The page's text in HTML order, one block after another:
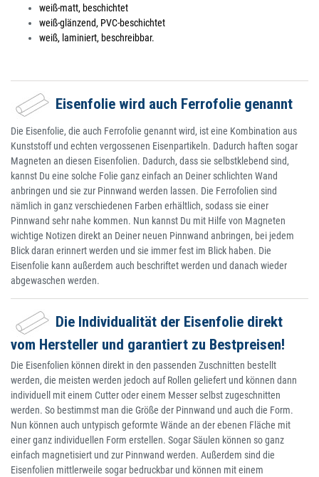
weiß-matt, beschichtet
weiß-glänzend, PVC-beschichtet
weiß, laminiert, beschreibbar.
Eisenfolie wird auch Ferrofolie genannt
Die Eisenfolie, die auch Ferrofolie genannt wird, ist eine Kombination aus
Kunststoff und echten vergossenen Eisenpartikeln. Dadurch haften sogar
Magneten an diesen Eisenfolien. Dadurch, dass sie selbstklebend sind,
kannst Du eine solche Folie ganz einfach an Deiner schlichten Wand
anbringen und sie zur Pinnwand werden lassen. Die Ferrofolien sind
nämlich in ganz verschiedenen Farben erhältlich, sodass sie einer
Pinnwand sehr nahe kommen. Nun kannst Du mit Hilfe von Magneten
wichtige Notizen direkt an Deiner neuen Pinnwand anbringen, bei jedem
Blick daran erinnert werden und sie immer fest im Blick haben. Die
Eisenfolie kann außerdem auch beschriftet werden und danach wieder
abgewaschen werden.
Die Individualität der Eisenfolie direkt
vom Hersteller und garantiert zu Bestpreisen!
Die Eisenfolien können direkt in den passenden Zuschnitten bestellt
werden, die meisten werden jedoch auf Rollen geliefert und können dann
individuell mit einem Cutter oder einem Messer selbst zugeschnitten
werden. So bestimmst man die Größe der Pinnwand und auch die Form.
Nun können auch untypisch geformte Wände an der ebenen Fläche mit
einer ganz individuellen Form erstellen. Sogar Säulen können so ganz
einfach magnetisiert und zur Pinnwand werden. Außerdem sind die
Eisenfolien mittlerweile sogar bedruckbar und können mit einem